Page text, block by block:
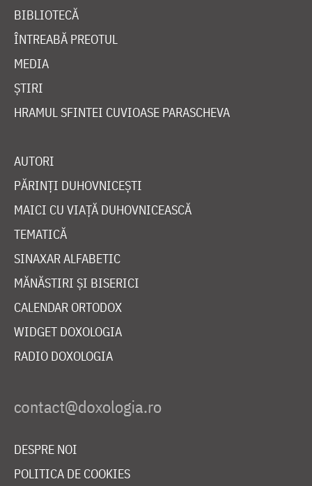
BIBLIOTECĂ
ÎNTREABĂ PREOTUL
MEDIA
ȘTIRI
HRAMUL SFINTEI CUVIOASE PARASCHEVA
AUTORI
PĂRINȚI DUHOVNICEȘTI
MAICI CU VIAȚĂ DUHOVNICEASCĂ
TEMATICĂ
SINAXAR ALFABETIC
MĂNĂSTIRI ȘI BISERICI
CALENDAR ORTODOX
WIDGET DOXOLOGIA
RADIO DOXOLOGIA
DESPRE NOI
POLITICA DE COOKIES